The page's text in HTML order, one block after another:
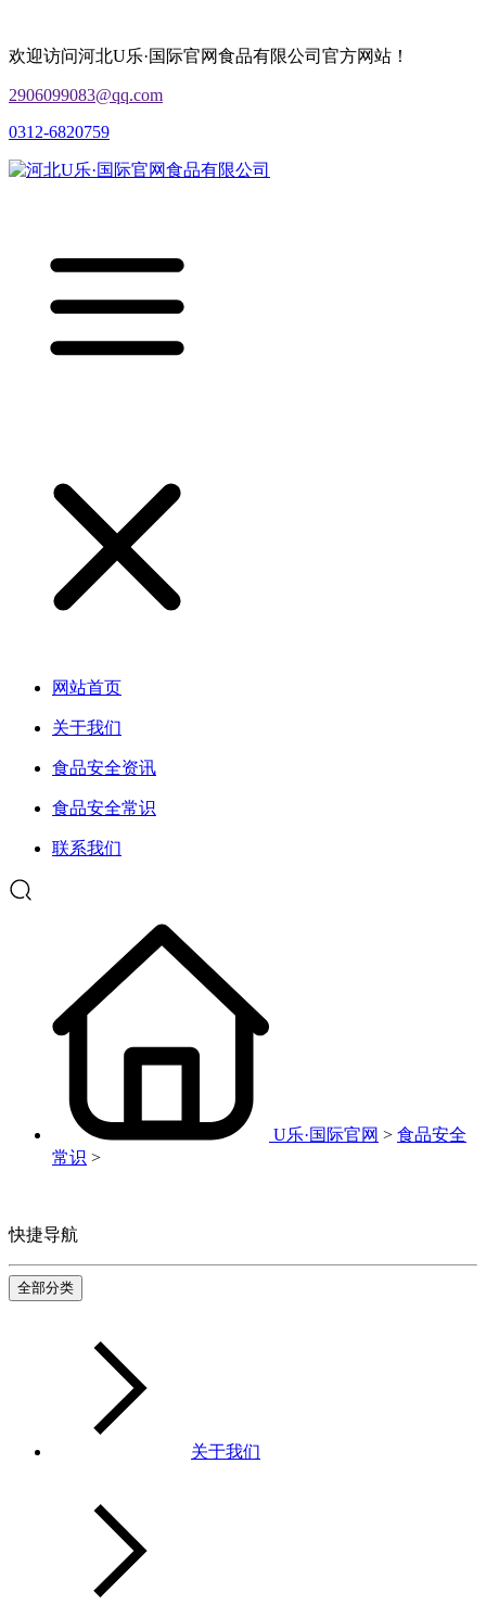
欢迎访问河北U乐·国际官网食品有限公司官方网站！
2906099083@qq.com
0312-6820759
网站首页
关于我们
食品安全资讯
食品安全常识
联系我们
U乐·国际官网 > 食品安全
常识 >
快捷导航
全部分类
关于我们